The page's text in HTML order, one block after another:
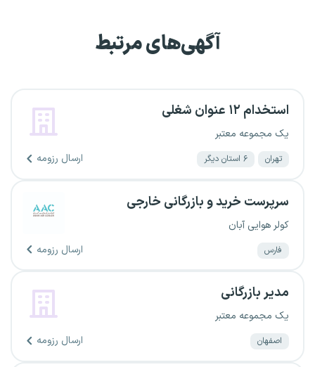
آگهی‌های مرتبط
استخدام ۱۲ عنوان شغلی
یک مجموعه معتبر
تهران ۶ استان دیگر ارسال رزومه
سرپرست خرید و بازرگانی خارجی
کولر هوایی آبان
فارس ارسال رزومه
مدیر بازرگانی
یک مجموعه معتبر
اصفهان ارسال رزومه